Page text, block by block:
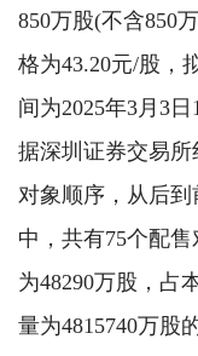
850万股(不含850
格为43.20元/股，
间为2025年3月3
据深圳证券交易
对象顺序，从后
中，共有75个配
为48290万股，占
量为4815740万股